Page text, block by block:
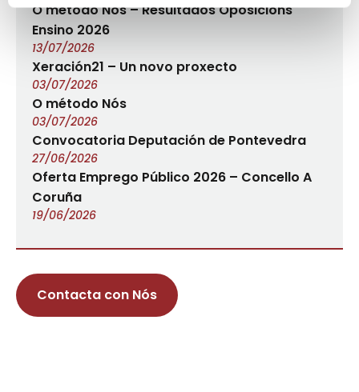
O método Nós – Resultados Oposicións
Ensino 2026
13/07/2026
Xeración21 – Un novo proxecto
03/07/2026
O método Nós
03/07/2026
Convocatoria Deputación de Pontevedra
27/06/2026
Oferta Emprego Público 2026 – Concello A
Coruña
19/06/2026
Contacta con Nós